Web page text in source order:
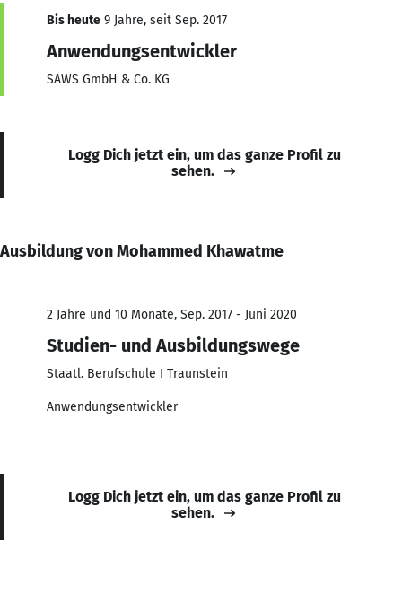
Bis heute 9 Jahre, seit Sep. 2017
Anwendungsentwickler
SAWS GmbH & Co. KG
Logg Dich jetzt ein, um das ganze Profil zu
sehen.
Ausbildung von Mohammed Khawatme
2 Jahre und 10 Monate, Sep. 2017 - Juni 2020
Studien- und Ausbildungswege
Staatl. Berufschule I Traunstein
Anwendungsentwickler
Logg Dich jetzt ein, um das ganze Profil zu
sehen.